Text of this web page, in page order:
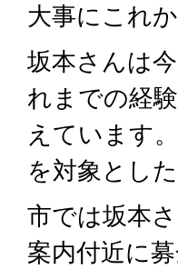
大事にこれ
坂本さんは
れまでの経
えています
を対象とし
市では坂本
案内付近に